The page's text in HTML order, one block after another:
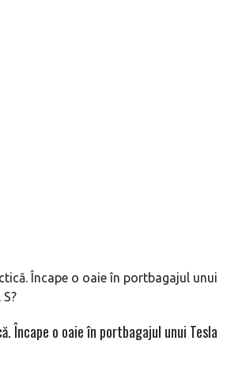
Încape o oaie în portbagajul unui Tesla